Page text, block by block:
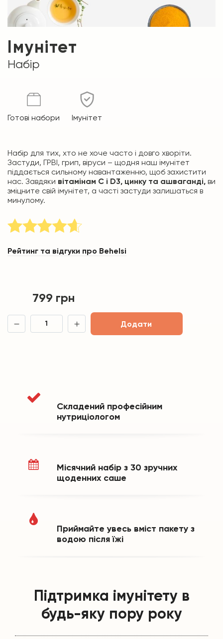
Імунітет
Набір
Готові набори Імунітет
Набір для тих, хто не хоче часто і довго хворіти.
Застуди, ГРВІ, грип, віруси – щодня наш імунітет
піддається сильному навантаженню, щоб захистити
нас. Завдяки вітамінам С і D3, цинку та ашваганді, ви
зміцните свій імунітет, а часті застуди залишаться в
минулому.
Рейтинг та відгуки про Behelsi
799 грн
Додати
Складений професійним
нутриціологом
Місячний набір з 30 зручних
щоденних саше
Приймайте увесь вміст пакету з
водою після їжі
Підтримка імунітету в
будь-яку пору року